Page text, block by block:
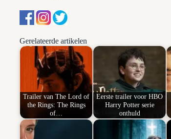
Gerelateerde artikelen
Trailer van The Lord of
the Rings: The Rings
of…
Eerste trailer voor HBO
Harry Potter serie
onthuld